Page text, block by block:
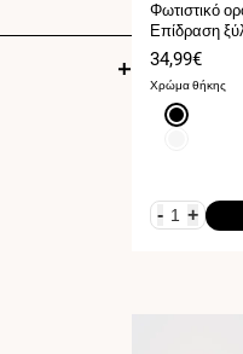
Φωτιστικό
Επίδραση
Τιμή
πώλησης
34,99€
Χρώμα θήκης
Μαύρο
- +